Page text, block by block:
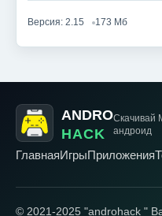
Версия: 2.15 173 Мб
ANDRO
HACK
Скачивай
андроид
ГлавнаяИгрыПриложения
© 2021-2025 "androhack "